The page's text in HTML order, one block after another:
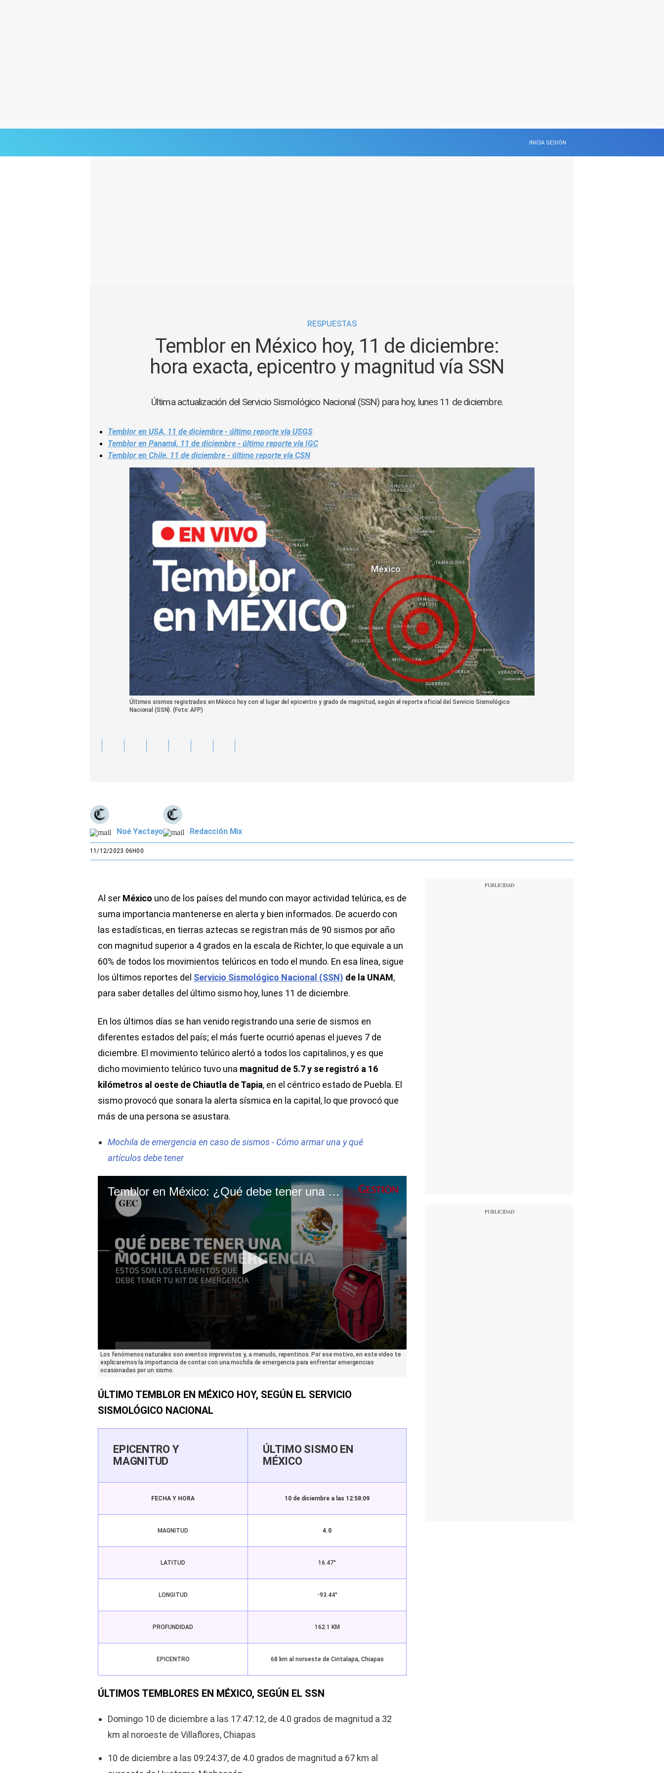
INICIA SESIÓN
RESPUESTAS
Temblor en México hoy, 11 de diciembre:
hora exacta, epicentro y magnitud vía SSN
Última actualización del Servicio Sismológico Nacional (SSN) para hoy, lunes 11 de diciembre.
Temblor en USA, 11 de diciembre - último reporte vía USGS
Temblor en Panamá, 11 de diciembre - último reporte vía IGC
Temblor en Chile, 11 de diciembre - último reporte vía CSN
Últimos sismos registrados en México hoy con el lugar del epicentro y grado de magnitud, según el reporte oficial del Servicio Sismológico
Nacional (SSN). (Foto: AFP)
Noé Yactayo Redacción Mix
11/12/2023 06H00
Al ser México uno de los países del mundo con mayor actividad telúrica, es de
suma importancia mantenerse en alerta y bien informados. De acuerdo con
las estadísticas, en tierras aztecas se registran más de 90 sismos por año
con magnitud superior a 4 grados en la escala de Richter, lo que equivale a un
60% de todos los movimientos telúricos en todo el mundo. En esa línea, sigue
los últimos reportes del Servicio Sismológico Nacional (SSN) de la UNAM,
para saber detalles del último sismo hoy, lunes 11 de diciembre.
En los últimos días se han venido registrando una serie de sismos en
diferentes estados del país; el más fuerte ocurrió apenas el jueves 7 de
diciembre. El movimiento telúrico alertó a todos los capitalinos, y es que
dicho movimiento telúrico tuvo una magnitud de 5.7 y se registró a 16
kilómetros al oeste de Chiautla de Tapia, en el céntrico estado de Puebla. El
sismo provocó que sonara la alerta sísmica en la capital, lo que provocó que
más de una persona se asustara.
Mochila de emergencia en caso de sismos - Cómo armar una y qué
artículos debe tener
Temblor en México: ¿Qué debe tener una mochila de emergencia ante desastres?
0
seconds
of
38
seconds Volume
90%
Los fenómenos naturales son eventos imprevistos y, a menudo, repentinos. Por ese motivo, en este video te
explicaremos la importancia de contar con una mochila de emergencia para enfrentar emergencias
ocasionadas por un sismo.
ÚLTIMO TEMBLOR EN MÉXICO HOY, SEGÚN EL SERVICIO
SISMOLÓGICO NACIONAL
EPICENTRO Y
MAGNITUD
ÚLTIMO SISMO EN
MÉXICO
FECHA Y HORA 10 de diciembre a las 12:58:09
MAGNITUD 4.0
LATITUD 16.47°
LONGITUD -93.44°
PROFUNDIDAD 162.1 KM
EPICENTRO 68 km al noroeste de Cintalapa, Chiapas
ÚLTIMOS TEMBLORES EN MÉXICO, SEGÚN EL SSN
Domingo 10 de diciembre a las 17:47:12, de 4.0 grados de magnitud a 32
km al noroeste de Villaflores, Chiapas
10 de diciembre a las 09:24:37, de 4.0 grados de magnitud a 67 km al